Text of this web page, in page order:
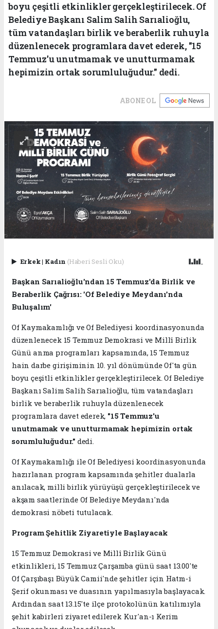
boyu çeşitli etkinlikler gerçekleştirilecek. Of
Belediye Başkanı Salim Salih Sarıalioğlu,
tüm vatandaşları birlik ve beraberlik ruhuyla
düzenlenecek programlara davet ederek, "15
Temmuz'u unutmamak ve unutturmamak
hepimizin ortak sorumluluğudur." dedi.
ABONE OL
Erkek| Kadın (Haberi Sesli Oku)
Başkan Sarıalioğlu'ndan 15 Temmuz'da Birlik ve
Beraberlik Çağrısı: 'Of Belediye Meydanı'nda
Buluşalım'
Of Kaymakamlığı ve Of Belediyesi koordinasyonunda
düzenlenecek 15 Temmuz Demokrasi ve Millî Birlik
Günü anma programları kapsamında, 15 Temmuz
hain darbe girişiminin 10. yıl dönümünde Of'ta gün
boyu çeşitli etkinlikler gerçekleştirilecek. Of Belediye
Başkanı Salim Salih Sarıalioğlu, tüm vatandaşları
birlik ve beraberlik ruhuyla düzenlenecek
programlara davet ederek, "15 Temmuz'u
unutmamak ve unutturmamak hepimizin ortak
sorumluluğudur." dedi.
Of Kaymakamlığı ile Of Belediyesi koordinasyonunda
hazırlanan program kapsamında şehitler dualarla
anılacak, milli birlik yürüyüşü gerçekleştirilecek ve
akşam saatlerinde Of Belediye Meydanı'nda
demokrasi nöbeti tutulacak.
Program Şehitlik Ziyaretiyle Başlayacak
15 Temmuz Demokrasi ve Millî Birlik Günü
etkinlikleri, 15 Temmuz Çarşamba günü saat 13.00'te
Of Çarşıbaşı Büyük Camii'nde şehitler için Hatm-i
Şerif okunması ve duasının yapılmasıyla başlayacak.
Ardından saat 13.15'te ilçe protokolünün katılımıyla
şehit kabirleri ziyaret edilerek Kur'an-ı Kerim